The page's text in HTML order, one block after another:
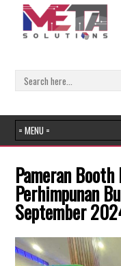
Pameran
Perhimpunan
September